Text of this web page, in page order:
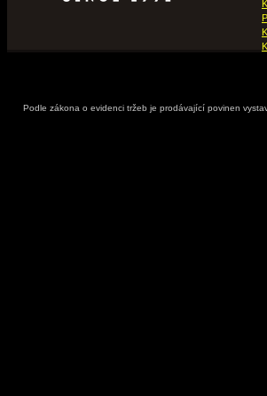
Podle zákona o evidenci tržeb je prodávající povinen